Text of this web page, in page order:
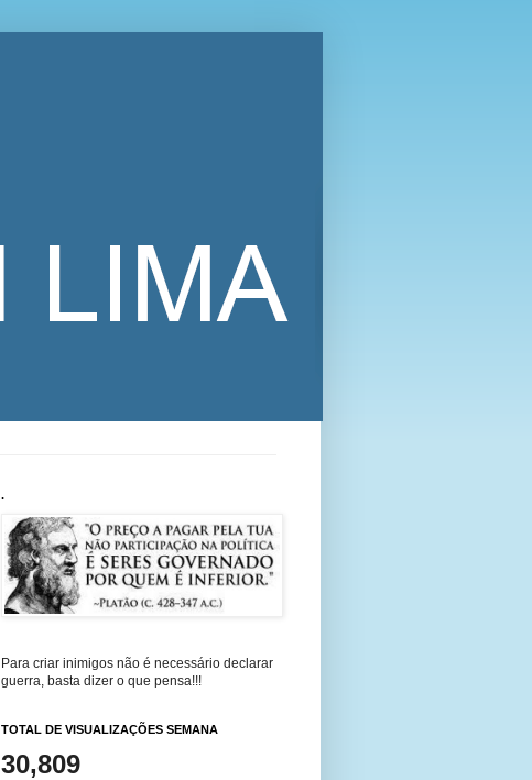
.
Para criar inimigos não é necessário declarar
guerra, basta dizer o que pensa!!!
TOTAL DE VISUALIZAÇÕES SEMANA
30,809